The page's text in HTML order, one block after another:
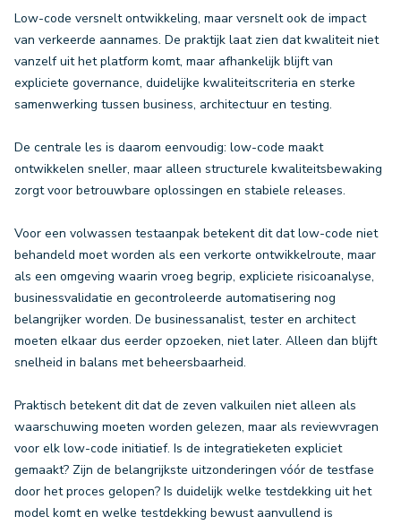
Low-code versnelt ontwikkeling, maar versnelt ook de impact
van verkeerde aannames. De praktijk laat zien dat kwaliteit niet
vanzelf uit het platform komt, maar afhankelijk blijft van
expliciete governance, duidelijke kwaliteitscriteria en sterke
samenwerking tussen business, architectuur en testing.
De centrale les is daarom eenvoudig: low-code maakt
ontwikkelen sneller, maar alleen structurele kwaliteitsbewaking
zorgt voor betrouwbare oplossingen en stabiele releases.
Voor een volwassen testaanpak betekent dit dat low-code niet
behandeld moet worden als een verkorte ontwikkelroute, maar
als een omgeving waarin vroeg begrip, expliciete risicoanalyse,
businessvalidatie en gecontroleerde automatisering nog
belangrijker worden. De businessanalist, tester en architect
moeten elkaar dus eerder opzoeken, niet later. Alleen dan blijft
snelheid in balans met beheersbaarheid.
Praktisch betekent dit dat de zeven valkuilen niet alleen als
waarschuwing moeten worden gelezen, maar als reviewvragen
voor elk low-code initiatief. Is de integratieketen expliciet
gemaakt? Zijn de belangrijkste uitzonderingen vóór de testfase
door het proces gelopen? Is duidelijk welke testdekking uit het
model komt en welke testdekking bewust aanvullend is